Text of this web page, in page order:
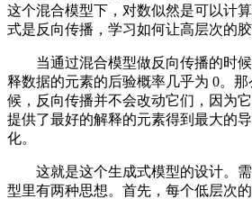
这个混合模型下，对数似然是可以计
式是反向传播，学习如何让高层次的胶
当通过混合模型做反向传播的时候
释数据的元素的后验概率几乎为 0。
候，反向传播并不会改动它们，因为
提供了最好的解释的元素得到最大的
化。
这就是这个生成式模型的设计。需
型里有两种思想。首先，每个低层次